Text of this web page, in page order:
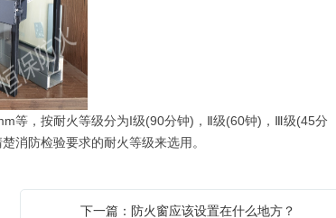
，按耐火等级分为I级(90分钟)，Ⅱ级(60钟)，Ⅲ级(45分
消防检验要求的耐火等级来选用。
下一篇：防火窗应该设置在什么地方？